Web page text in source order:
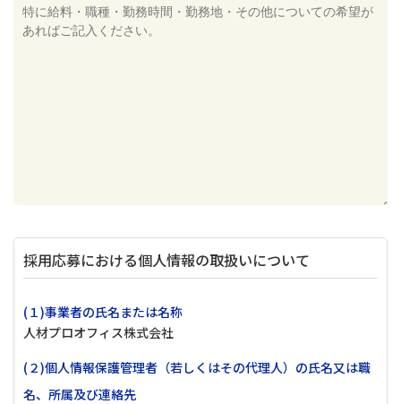
採用応募における個人情報の取扱いについて
(１)事業者の氏名または名称
人材プロオフィス株式会社
(２)個人情報保護管理者（若しくはその代理人）の氏名又は職
名、所属及び連絡先